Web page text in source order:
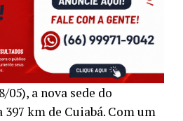
a nova sede do
km de Cuiabá. Com um